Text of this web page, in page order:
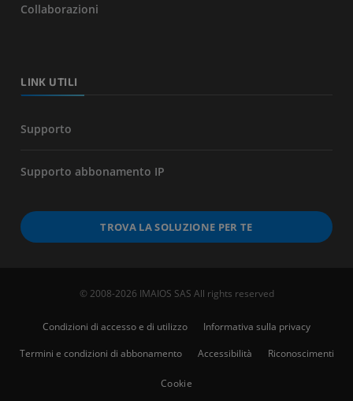
Collaborazioni
LINK UTILI
Supporto
Supporto abbonamento IP
TROVA LA SOLUZIONE PER TE
© 2008-2026 IMAIOS SAS All rights reserved
Condizioni di accesso e di utilizzo
Informativa sulla privacy
Termini e condizioni di abbonamento
Accessibilità Riconoscimenti
Cookie